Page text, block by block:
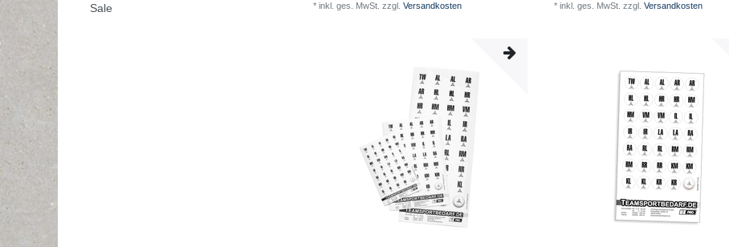
Sale
* inkl. ges. MwSt. zzgl. Versandkosten
* inkl. ges. MwSt. zzgl. Versandkosten